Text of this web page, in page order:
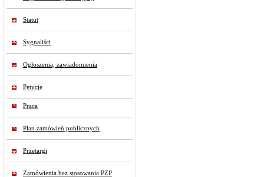
Statut
Sygnaliści
Ogłoszenia, zawiadomienia
Petycje
Praca
Plan zamówień publicznych
Przetargi
Zamówienia bez stosowania PZP